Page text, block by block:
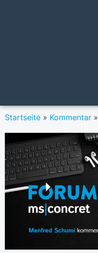
Startseite » Kommentar »